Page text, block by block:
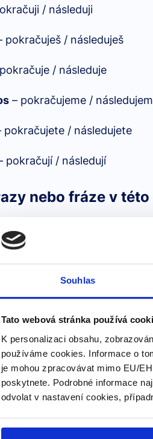
Souhlas
Tato webová stránka používá
K personalizaci obsahu,
používáme cookies. Informace o
je mohou zpracovávat mimo EU/
poskytnete. Podrobné informace
odvolat v nastavení cookies,
/ následuji
pokračuješ / následuješ
/ následuje
– pokračujeme /
pokračujete / následujete
pokračují / následují
nebo fráze v
let me
"kocher"